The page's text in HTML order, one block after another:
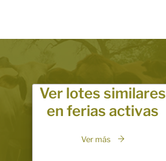
Ver lotes similares
en ferias activas
Ver más